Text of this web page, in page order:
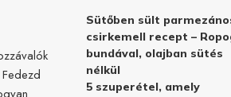
Sütőben sült
csirkemell recept –
bundával, olajban sütés
nélkül
5 szuperétel, amely